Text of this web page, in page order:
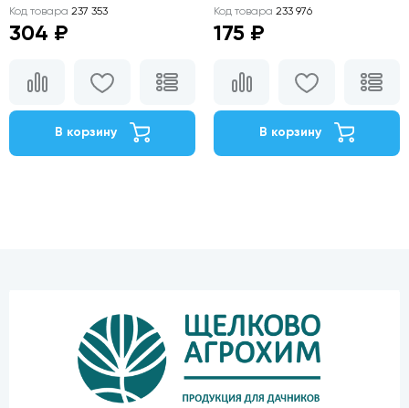
Код товара 237 353
304 ₽
В корзину
Код товара 233 976
175 ₽
В корзину